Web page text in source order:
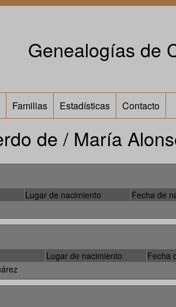
Genealogías de
Familias Estadísticas Contacto
de / María
Lugar de nacimiento
Fecha de
Lugar de nacimiento
Fecha